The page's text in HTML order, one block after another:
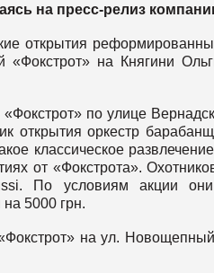
на пресс-релиз
открытия
«Фокстрот» на Княгини
по улице
открытия оркестр
классическое
от «Фокстрота».
По условиям акции
5000 грн.
на ул.